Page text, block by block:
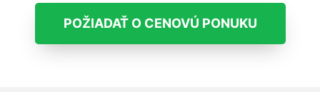
POŽIADAŤ O CENOVÚ PONUKU